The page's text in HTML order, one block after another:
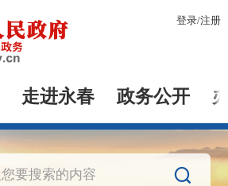
登录/注册
走进永春 政务公开
